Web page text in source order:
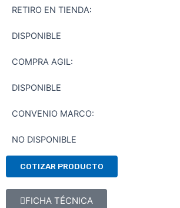
RETIRO EN TIENDA:
DISPONIBLE
COMPRA AGIL:
DISPONIBLE
CONVENIO MARCO:
NO DISPONIBLE
COTIZAR PRODUCTO
FICHA TÉCNICA